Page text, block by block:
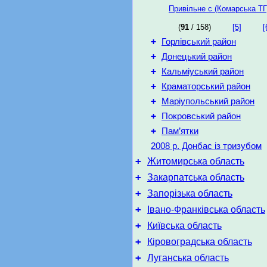
Привільне с (Комарська
(91 / 158) [5]
+ Горлівський район
+ Донецький район
+ Кальміуський район
+ Краматорський район
+ Маріупольський район
+ Покровський район
+
Пам’ятки
2008 р. Донбас із тризубом
+ Житомирська область
+ Закарпатська область
+ Запорізька область
+ Івано-Франківська область
+ Київська область
+ Кіровоградська область
+ Луганська область